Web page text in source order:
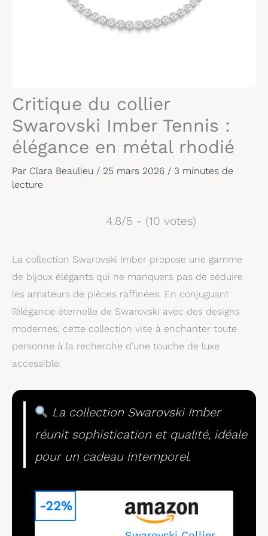
Critique du collier
Swarovski Imber Tennis :
élégance en métal rhodié
Par Clara Beaulieu / 25 mars 2026 / 3 minutes de
lecture
4.8/5 - (10 votes)
La collection Swarovski Imber propose une gamme
de bijoux élégants qui ne manquera pas de séduire
les amateurs de pièces raffinées. En conjuguant
l’élégance éternelle de Swarovski avec des designs
modernes, cette collection vise à enchanter toute
personne à la recherche d’une touche de luxe
accessible.
La collection Swarovski Imber
réunit sophistication et qualité, idéale
pour un cadeau intemporel.
-22%